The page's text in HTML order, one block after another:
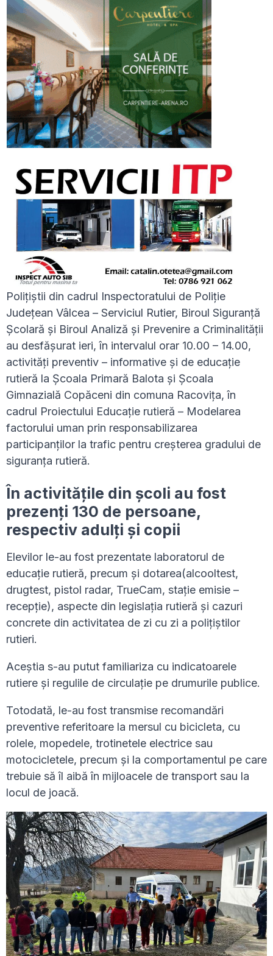
Polițiștii din cadrul Inspectoratului de Poliție
Județean Vâlcea – Serviciul Rutier, Biroul Siguranță
Școlară și Biroul Analiză și Prevenire a Criminalității
au desfășurat ieri, în intervalul orar 10.00 – 14.00,
activități preventiv – informative și de educație
rutieră la Școala Primară Balota și Școala
Gimnazială Copăceni din comuna Racovița, în
cadrul Proiectului Educație rutieră – Modelarea
factorului uman prin responsabilizarea
participanților la trafic pentru creșterea gradului de
siguranța rutieră.
În activitățile din școli au fost
prezenți 130 de persoane,
respectiv adulți și copii
Elevilor le-au fost prezentate laboratorul de
educație rutieră, precum și dotarea(alcooltest,
drugtest, pistol radar, TrueCam, stație emisie –
recepție), aspecte din legislația rutieră și cazuri
concrete din activitatea de zi cu zi a polițiștilor
rutieri.
Aceștia s-au putut familiariza cu indicatoarele
rutiere și regulile de circulație pe drumurile publice.
Totodată, le-au fost transmise recomandări
preventive referitoare la mersul cu bicicleta, cu
rolele, mopedele, trotinetele electrice sau
motocicletele, precum și la comportamentul pe care
trebuie să îl aibă în mijloacele de transport sau la
locul de joacă.